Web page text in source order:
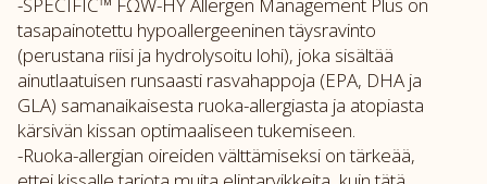
tasapainotettu hypoallergeeninen täysravinto
(perustana riisi ja hydrolysoitu lohi), joka sisältää
ainutlaatuisen runsaasti rasvahappoja (EPA, DHA ja
GLA) samanaikaisesta ruoka-allergiasta ja atopiasta
kärsivän kissan optimaaliseen tukemiseen.
-Ruoka-allergian oireiden välttämiseksi on tärkeää,